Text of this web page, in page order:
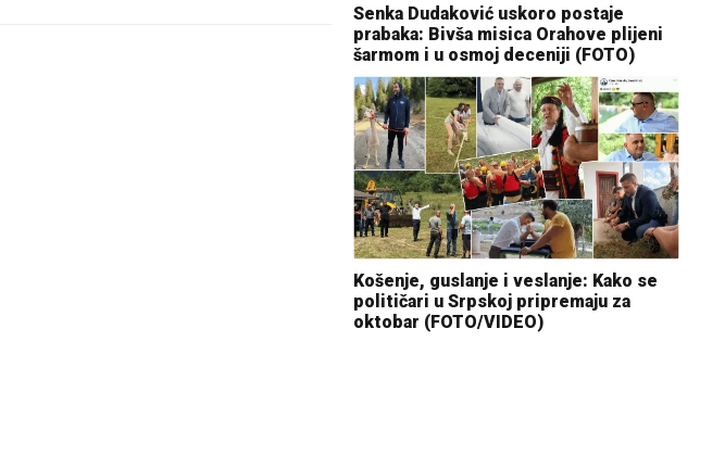
Senka Dudaković uskoro postaje
prabaka: Bivša misica Orahove plijeni
šarmom i u osmoj deceniji (FOTO)
Košenje, guslanje i veslanje: Kako se
političari u Srpskoj pripremaju za
oktobar (FOTO/VIDEO)